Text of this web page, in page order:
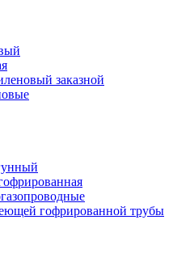
заказной
гофрированной трубы